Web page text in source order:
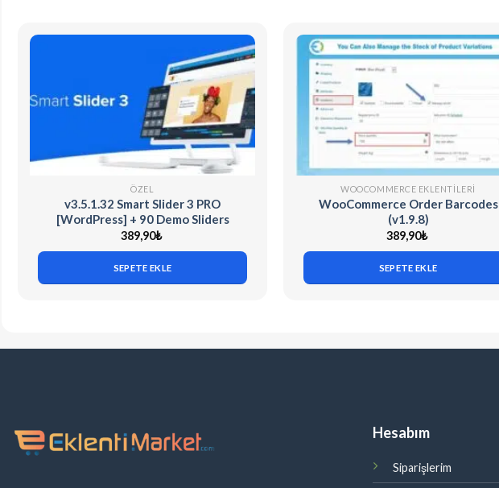
ÖZEL
v3.5.1.32 Smart Slider 3 PRO
[WordPress] + 90 Demo Sliders
389,90₺
SEPETE EKLE
WOOCOMMERCE EKLENTILERI
WooCommerce Order Barcodes
(v1.9.8)
389,90₺
SEPETE EKLE
Hesabım
Siparişlerim